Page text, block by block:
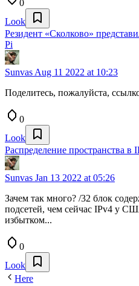
0
Look
Резидент «Сколково»
Pi
Sunvas Aug 11 2022 at 10:23
Поделитесь, пожалуйста,
0
Look
Распределение пространства в
Sunvas Jan 13 2022 at 05:26
Зачем так много? /32 блок
подсетей, чем сейчас IPv4 у
избытком...
0
Look
Here